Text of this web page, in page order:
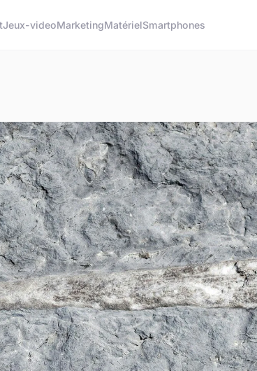
Jeux-videoMarketingMatérielSmartphones